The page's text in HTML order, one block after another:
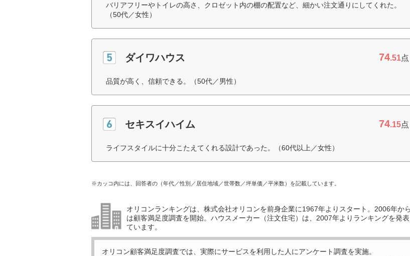
バリアフリーやトイレの高さ、クロゼット内の棚の配置など、細かい注文通りにしてくれた。
（50代／女性）
ダイワハウス 74.51点
品質が高く、信頼できる。（50代／男性）
セキスイハイム 74.15点
ライフスタイルに十分こたえてくれる設計であった。（60代以上／女性）
※カッコ内には、回答者の（年代／性別／居住地域／世帯数／坪単価／平米数）を記載しています。
オリコンランキングは、株式会社オリコンを前身企業に1967年よりスタート。2006年から
は顧客満足度調査を開始。ハウスメーカー（注文住宅）は、2007年よりランキングを発表
ています。
オリコン顧客満足度調査では、実際にサービスを利用した 人にアンケート調査を実施。